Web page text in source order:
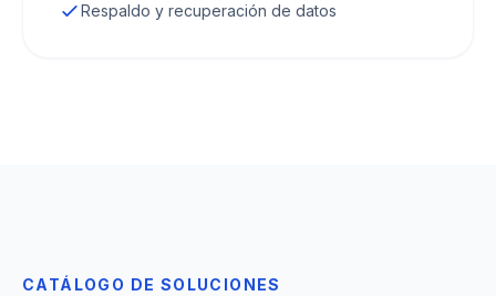
Respaldo y recuperación de datos
CATÁLOGO DE SOLUCIONES